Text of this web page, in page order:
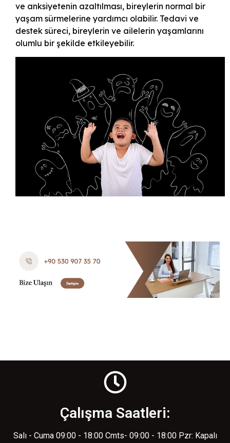
ve anksiyetenin azaltılması, bireylerin normal bir
yaşam sürmelerine yardımcı olabilir. Tedavi ve
destek süreci, bireylerin ve ailelerin yaşamlarını
olumlu bir şekilde etkileyebilir.
Çalışma Saatleri:
Salı - Cuma 09:00 - 18:00 Cmts- 09:00 - 18:00 Pzr: Kapalı